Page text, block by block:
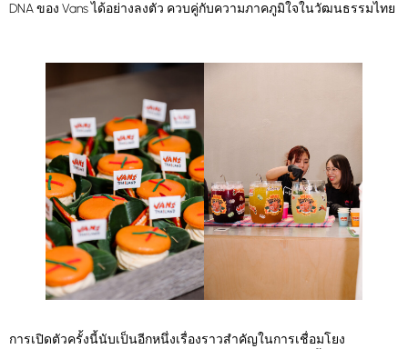
DNA ของ Vans ได้อย่างลงตัว ควบคู่กับความภาคภูมิใจในวัฒนธรรมไทย
การเปิดตัวครั้งนี้นับเป็นอีกหนึ่งเรื่องราวสำคัญในการเชื่อมโยง